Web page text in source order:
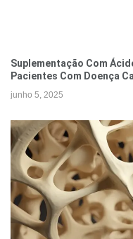
Suplementação Com
Pacientes Com Doença
junho 5, 2025